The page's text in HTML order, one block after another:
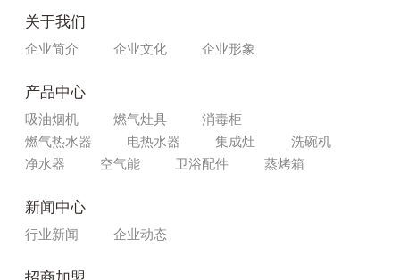
关于我们
企业简介 企业文化 企业形象
产品中心
吸油烟机 燃气灶具
消毒柜
燃气热水器
电热水器 集成灶
洗碗机
净水器
空气能 卫浴配件 蒸烤箱
新闻中心
行业新闻 企业动态